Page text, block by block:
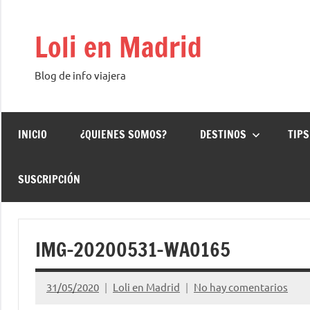
contenidoLoli en Madrid
Blog de info viajera
INICIO ¿QUIENES SOMOS? DESTINOS
SUSCRIPCIÓN
IMG-20200531-WA0165
31/05/2020 Loli en Madrid No hay comentarios